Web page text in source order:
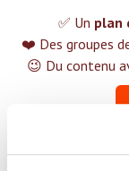
✅ Un plan
❤️ Des groupes
😉 Du contenu